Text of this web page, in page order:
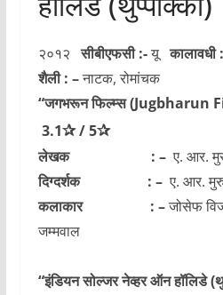
२०१२सीबीएफसी :-यूकालावधी
शैली : –नाटक,
“जगभरून फिल्म्स(Jugbharun
3.1✰/5✰
लेखक : –ए. आर.
दिग्दर्शक : – ए. आर.
कलाकार : –जोसेफ
जम्मवाल
“इंडियन सोल्जर नेव्हर ऑन हॉलिडे